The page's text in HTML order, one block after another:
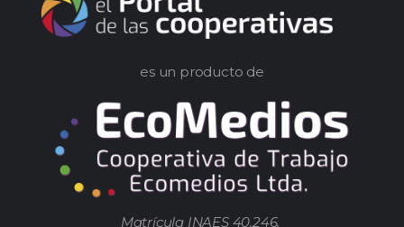
es un producto de
Matrícula INAES 40.246.